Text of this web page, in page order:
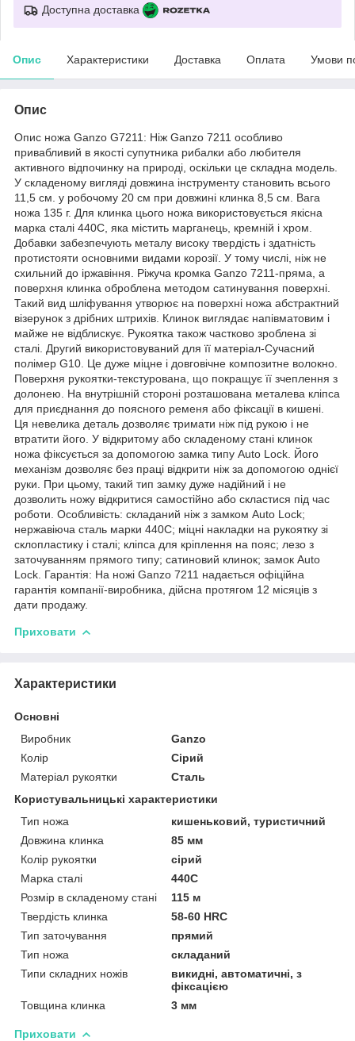
Доступна доставка
Опис Характеристики Доставка Оплата Умови
Опис
Опис ножа Ganzo G7211: Ніж Ganzo 7211 особливо
привабливий в якості супутника рибалки або любителя
активного відпочинку на природі, оскільки це складна модель.
У складеному вигляді довжина інструменту становить всього
11,5 см. у робочому 20 см при довжині клинка 8,5 см. Вага
ножа 135 г. Для клинка цього ножа використовується якісна
марка сталі 440С, яка містить марганець, кремній і хром.
Добавки забезпечують металу високу твердість і здатність
протистояти основними видами корозії. У тому числі, ніж не
схильний до іржавіння. Ріжуча кромка Ganzo 7211-пряма, а
поверхня клинка оброблена методом сатинування поверхні.
Такий вид шліфування утворює на поверхні ножа абстрактний
візерунок з дрібних штрихів. Клинок виглядає напівматовим і
майже не відблискує. Рукоятка також частково зроблена зі
сталі. Другий використовуваний для її матеріал-Сучасний
полімер G10. Це дуже міцне і довговічне композитне волокно.
Поверхня рукоятки-текстурована, що покращує її зчеплення з
долонею. На внутрішній стороні розташована металева кліпса
для приєднання до поясного ременя або фіксації в кишені.
Ця невелика деталь дозволяє тримати ніж під рукою і не
втратити його. У відкритому або складеному стані клинок
ножа фіксується за допомогою замка типу Auto Lock. Його
механізм дозволяє без праці відкрити ніж за допомогою однієї
руки. При цьому, такий тип замку дуже надійний і не
дозволить ножу відкритися самостійно або скластися під час
роботи. Особливість: складаний ніж з замком Auto Lock;
нержавіюча сталь марки 440С; міцні накладки на рукоятку зі
склопластику і сталі; кліпса для кріплення на пояс; лезо з
заточуванням прямого типу; сатиновий клинок; замок Auto
Lock. Гарантія: На ножі Ganzo 7211 надається офіційна
гарантія компанії-виробника, дійсна протягом 12 місяців з
дати продажу.
Приховати
Характеристики
Основні
Виробник
Ganzo
Колір
Сірий
Матеріал рукоятки
Сталь
Користувальницькі характеристики
Тип ножа
кишеньковий, туристичний
Довжина клинка
85 мм
Колір рукоятки
сірий
Марка сталі
440C
Розмір в складеному стані
115 м
Твердість клинка
58-60 HRC
Тип заточування
прямий
Тип ножа
складаний
Типи складних ножів
викидні, автоматичні, з
фіксацією
Товщина клинка
3 мм
Приховати